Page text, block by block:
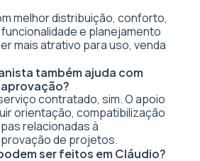
melhor distribuição, conforto,
e planejamento
mais atrativo para uso, venda
também ajuda com
contratado, sim. O apoio
orientação, compatibilização
relacionadas à
de projetos.
ser feitos em Cláudio?